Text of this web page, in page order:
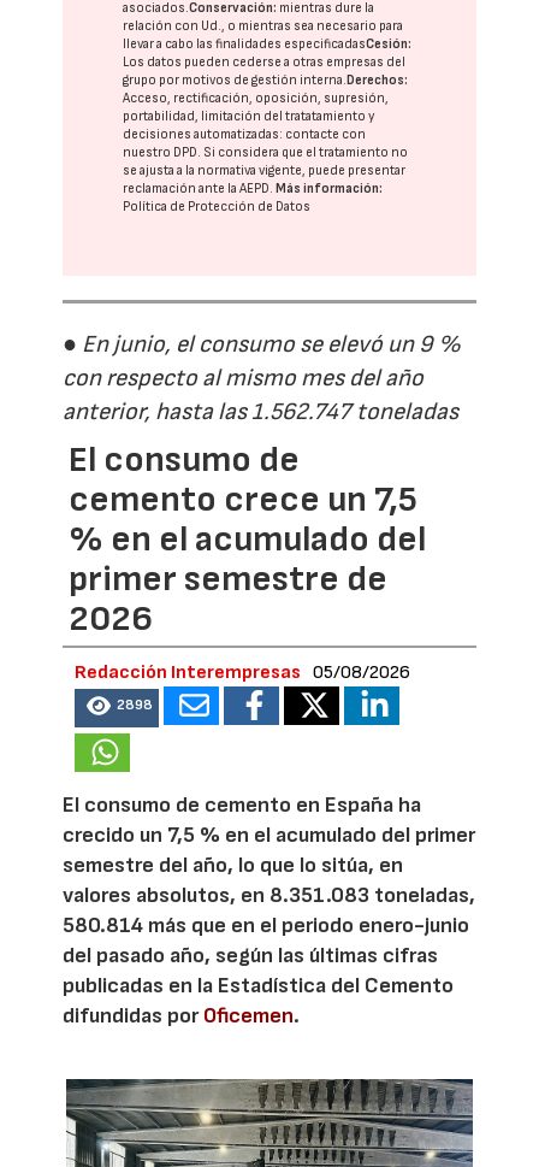
asociados.Conservación: mientras dure la
relación con Ud., o mientras sea necesario para
llevar a cabo las finalidades especificadasCesión:
Los datos pueden cederse a otras empresas del
grupo por motivos de gestión interna. Derechos:
Acceso, rectificación, oposición, supresión,
portabilidad, limitación del tratatamiento y
decisiones automatizadas: contacte con
nuestro DPD. Si considera que el tratamiento no
se ajusta a la normativa vigente, puede presentar
reclamación ante laAEPD. Más información:
Política de Protección de Datos
● En junio, el consumo se elevó un 9 %
con respecto al mismo mes del año
anterior, hasta las 1.562.747 toneladas
El consumo de
cemento crece un 7,5
% en el acumulado del
primer semestre de
2026
Redacción Interempresas 05/08/2026
2898
El consumo de cemento en España ha
crecido un 7,5 % en el acumulado del primer
semestre del año, lo que lo sitúa, en
valores absolutos, en 8.351.083 toneladas,
580.814 más que en el periodo enero-junio
del pasado año, según las últimas cifras
publicadas en la Estadística del Cemento
difundidas porOficemen.